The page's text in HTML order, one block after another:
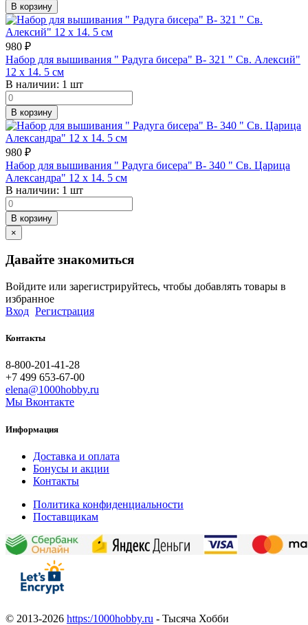
В корзину
980 ₽
Набор для вышивания " Радуга бисера" В- 321 " Св. Алексий"
12 х 14. 5 см
В наличии: 1 шт
В корзину
980 ₽
Набор для вышивания " Радуга бисера" В- 340 " Св. Царица
Александра" 12 х 14. 5 см
В наличии: 1 шт
В корзину
×
Давайте знакомиться
Войдите или зарегистрируйтесь, чтобы добавлять товары в
избранное
Вход Регистрация
Контакты
8-800-201-41-28
+7 499 653-67-00
elena@1000hobby.ru
Мы Вконтакте
Информация
Доставка и оплата
Бонусы и акции
Контакты
Политика конфиденциальности
Поставщикам
© 2013-2026 https:/1000hobby.ru - Тысяча Хобби